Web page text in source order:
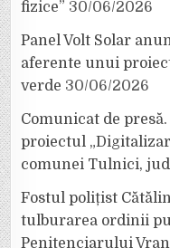
fizice” 30/06/2026
Panel Volt Solar
aferente unui
verde 30/06/2026
Comunicat de
proiectul
comunei Tulnici,
Fostul polițist
tulburarea ordinii
Penitenciarului